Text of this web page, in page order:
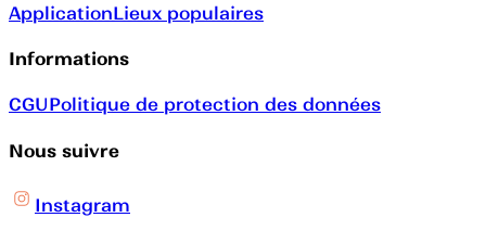
ApplicationLieux populaires
Informations
CGUPolitique de protection des données
Nous suivre
Instagram